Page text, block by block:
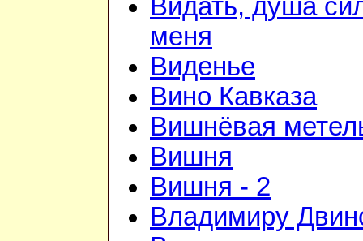
Видать, душа
меня
Виденье
Вино Кавказа
Вишнёвая
Вишня
Вишня - 2
Владимиру